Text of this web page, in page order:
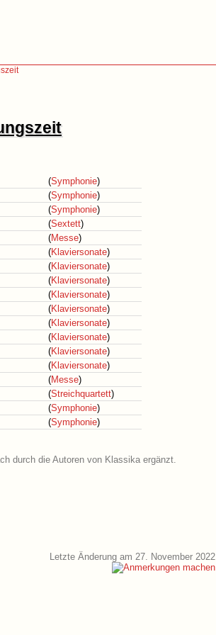
(Symphonie)
(Symphonie)
(Symphonie)
(Sextett)
(Messe)
(Klaviersonate)
(Klaviersonate)
(Klaviersonate)
(Klaviersonate)
(Klaviersonate)
(Klaviersonate)
(Klaviersonate)
(Klaviersonate)
(Klaviersonate)
(Messe)
(Streichquartett)
(Symphonie)
(Symphonie)
durch die Autoren von Klassika ergänzt.
Letzte Änderung am 27. November 2022